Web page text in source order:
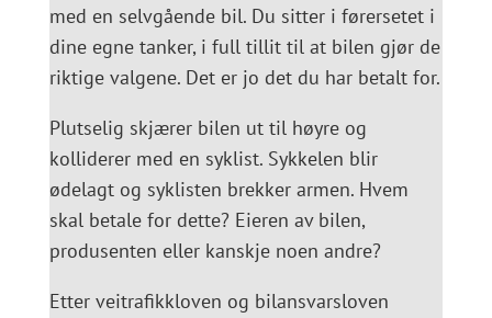
med en selvgående bil. Du sitter i førersetet i
dine egne tanker, i full tillit til at bilen gjør de
riktige valgene. Det er jo det du har betalt for.
Plutselig skjærer bilen ut til høyre og
kolliderer med en syklist. Sykkelen blir
ødelagt og syklisten brekker armen. Hvem
skal betale for dette? Eieren av bilen,
produsenten eller kanskje noen andre?
Etter veitrafikkloven og bilansvarsloven